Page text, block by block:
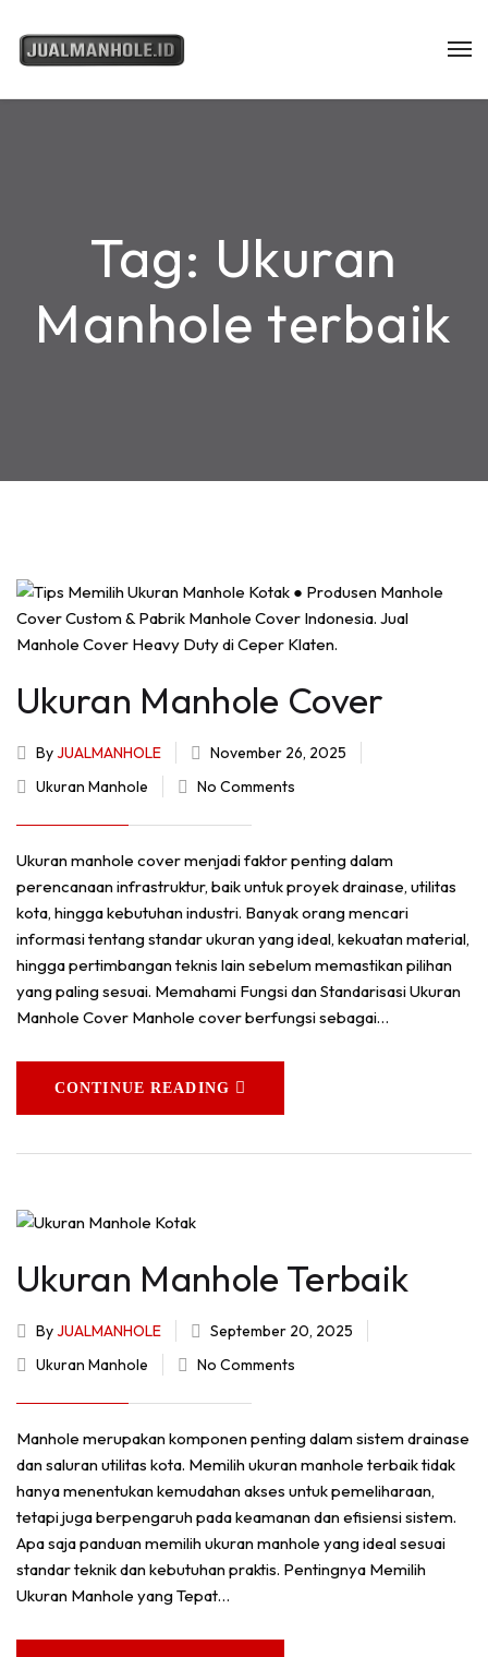
Tag: Ukuran
Manhole terbaik
Ukuran Manhole Cover
ByJUALMANHOLE
November 26, 2025
Ukuran Manhole
No Comments
Ukuran manhole cover menjadi faktor penting dalam
perencanaan infrastruktur, baik untuk proyek drainase, utilitas
kota, hingga kebutuhan industri. Banyak orang mencari
informasi tentang standar ukuran yang ideal, kekuatan material,
hingga pertimbangan teknis lain sebelum memastikan pilihan
yang paling sesuai. Memahami Fungsi dan Standarisasi Ukuran
Manhole Cover Manhole cover berfungsi sebagai…
CONTINUE READING
Ukuran Manhole Terbaik
ByJUALMANHOLE
September 20, 2025
Ukuran Manhole
No Comments
Manhole merupakan komponen penting dalam sistem drainase
dan saluran utilitas kota. Memilih ukuran manhole terbaik tidak
hanya menentukan kemudahan akses untuk pemeliharaan,
tetapi juga berpengaruh pada keamanan dan efisiensi sistem.
Apa saja panduan memilih ukuran manhole yang ideal sesuai
standar teknik dan kebutuhan praktis. Pentingnya Memilih
Ukuran Manhole yang Tepat…